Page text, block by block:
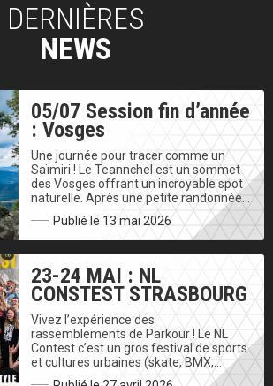
DERNIÈRES
NEWS
05/07 Session fin d’année
: Vosges
Une journée pour tracer comme un
Saïmiri ! Le Teannchel est un sommet
des Vosges offrant un incroyable spot
naturelle. Après une petite randonnée…
Publié le 13 mai 2026
23-24 MAI : NL
CONSTEST STRASBOURG
Vivez l’expérience des
rassemblements de Parkour ! Le NL
Contest c’est un gros festival de sports
et cultures urbaines (skate, BMX,…